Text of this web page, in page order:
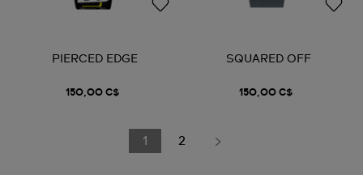
PIERCED EDGE
150,00 C$
SQUARED OFF
150,00 C$
1 2